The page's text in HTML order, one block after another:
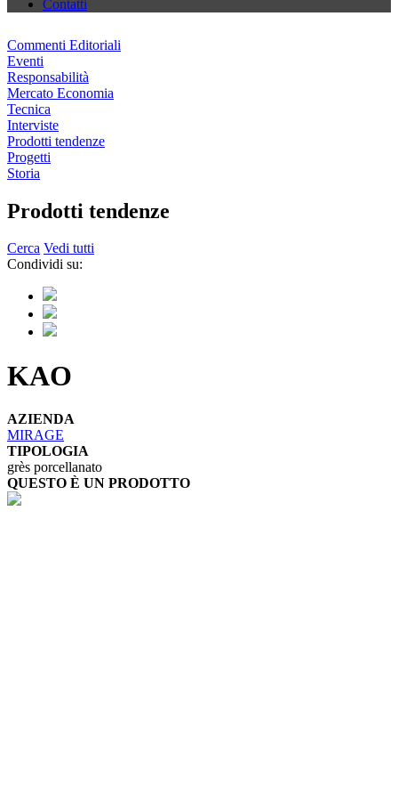
Contatti
Commenti Editoriali
Eventi
Responsabilità
Mercato Economia
Tecnica
Interviste
Prodotti tendenze
Progetti
Storia
Prodotti tendenze
Cerca Vedi tutti
Condividi su:
KAO
AZIENDA
MIRAGE
TIPOLOGIA
grès porcellanato
QUESTO È UN PRODOTTO